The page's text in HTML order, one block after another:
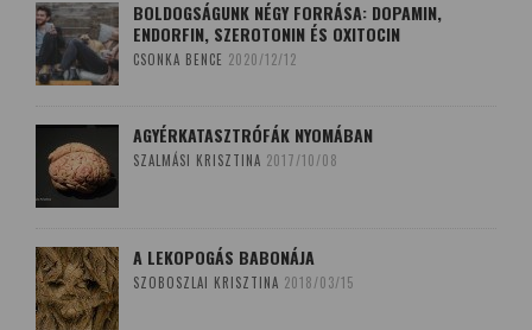
BOLDOGSÁGUNK NÉGY FORRÁSA: DOPAMIN,
ENDORFIN, SZEROTONIN ÉS OXITOCIN
CSONKA BENCE 2020/12/12
AGYÉRKATASZTRÓFÁK NYOMÁBAN
SZALMÁSI KRISZTINA 2017/10/08
A LEKOPOGÁS BABONÁJA
SZOBOSZLAI KRISZTINA 2018/03/15